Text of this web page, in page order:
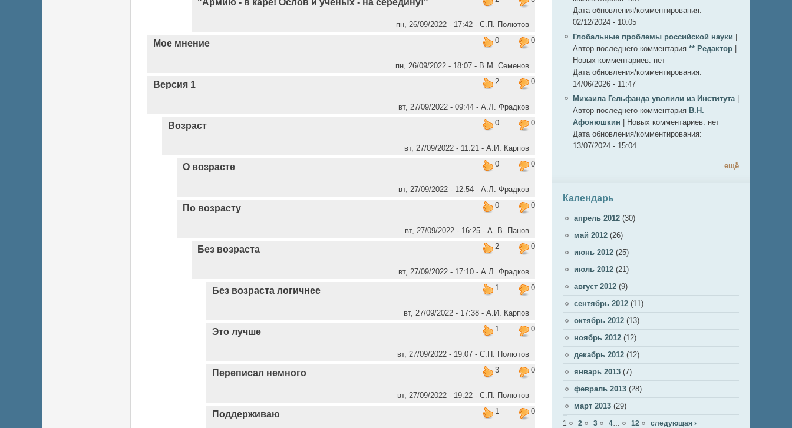
"Армию - в каре! Ослов и учёных - на середину!"
пн, 26/09/2022 - 17:42 - C.П. Полютов
0
0
Мое мнение
пн, 26/09/2022 - 18:07 - В.М. Семенов
2
0
Версия 1
вт, 27/09/2022 - 09:44 - А.Л. Фрадков
0
0
Возраст
вт, 27/09/2022 - 11:21 - А.И. Карпов
0
0
О возрасте
вт, 27/09/2022 - 12:54 - А.Л. Фрадков
0
0
По возрасту
вт, 27/09/2022 - 16:25 - А. В. Панов
2
0
Без возраста
вт, 27/09/2022 - 17:10 - А.Л. Фрадков
1
0
Без возраста логичнее
вт, 27/09/2022 - 17:38 - А.И. Карпов
1
0
Это лучше
вт, 27/09/2022 - 19:07 - C.П. Полютов
3
0
Переписал немного
вт, 27/09/2022 - 19:22 - C.П. Полютов
1
0
Поддерживаю
Дата обновления/комментирования:
02/12/2024 - 10:05
Глобальные проблемы российской науки
Автор последнего комментария ** Редактор
Новых комментариев: нет
Дата обновления/комментирования:
14/06/2026 - 11:47
Михаила Гельфанда уволили из Института
Автор последнего комментария В.Н.
Афонюшкин
Новых комментариев: нет
Дата обновления/комментирования:
13/07/2024 - 15:04
ещё
Календарь
апрель 2012 (30)
май 2012 (26)
июнь 2012 (25)
июль 2012 (21)
август 2012 (9)
сентябрь 2012 (11)
октябрь 2012 (13)
ноябрь 2012 (12)
декабрь 2012 (12)
январь 2013 (7)
февраль 2013 (28)
март 2013 (29)
Страницы
1 2 3 4 12 следующая ›